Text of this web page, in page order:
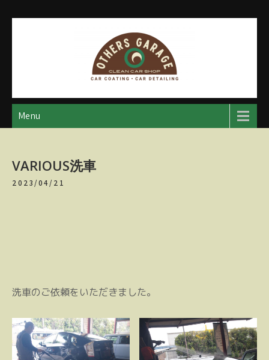
アザースガレージ
【神奈川・厚木・愛川】カーメンテナンス
Menu
VARIOUS洗車
2023/04/21
洗車のご依頼をいただきました。